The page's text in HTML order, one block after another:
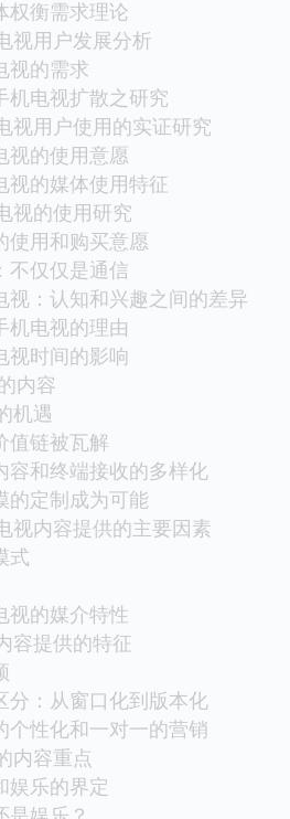
衡需求理论
用户发展分析
的需求
电视扩散之研究
用户使用的实证研究
的使用意愿
的媒体使用特征
的使用研究
用和购买意愿
仅仅是通信
认知和兴趣之间的差异
电视的理由
时间的影响
内容
机遇
链被瓦解
和终端接收的多样化
定制成为可能
内容提供的主要因素
式
的媒介特性
提供的特征
：从窗口化到版本化
性化和一对一的营销
内容重点
乐的界定